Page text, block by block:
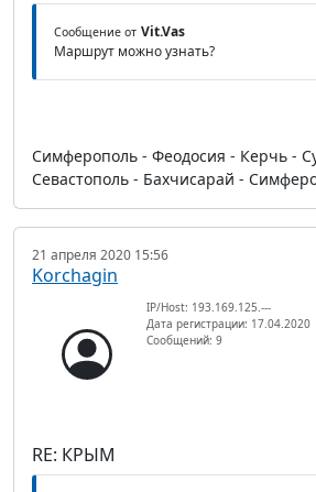
Сообщение от Vit.Vas
Маршрут можно узнать?
Симферополь - Феодосия - Керчь -
Севастополь - Бахчисарай -
21 апреля 2020 15:56
Korchagin
IP/Host: 193.169.125.---
Дата регистрации: 17.04.2020
Сообщений: 9
RE: КРЫМ